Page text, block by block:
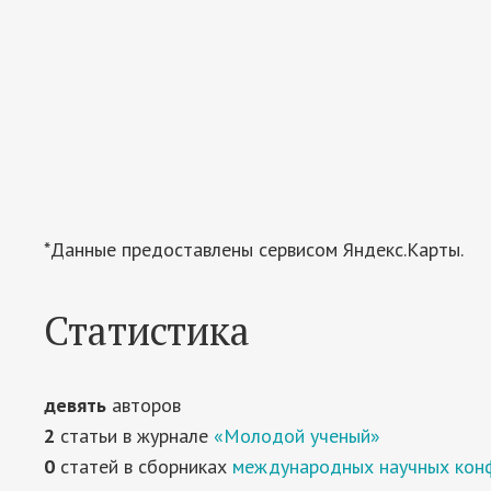
*Данные предоставлены сервисом Яндекс.Карты.
Статистика
девять авторов
2 статьи в журнале «Молодой ученый»
0 статей в сборниках международных научных